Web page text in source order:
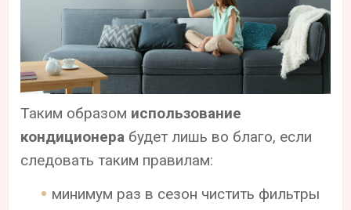
Таким образом использование
кондиционера будет лишь во благо, если
следовать таким правилам:
минимум раз в сезон чистить фильтры